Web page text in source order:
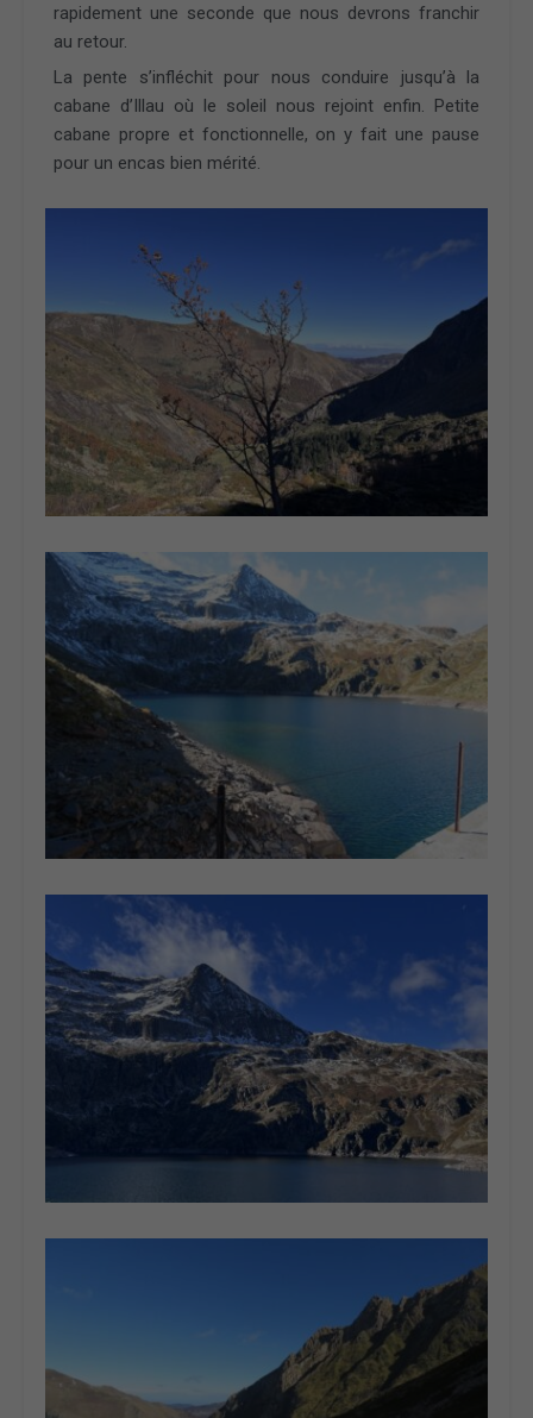
rapidement une seconde que nous devrons franchir
au retour.
La pente s’infléchit pour nous conduire jusqu’à la
cabane d’Illau où le soleil nous rejoint enfin. Petite
cabane propre et fonctionnelle, on y fait une pause
pour un encas bien mérité.